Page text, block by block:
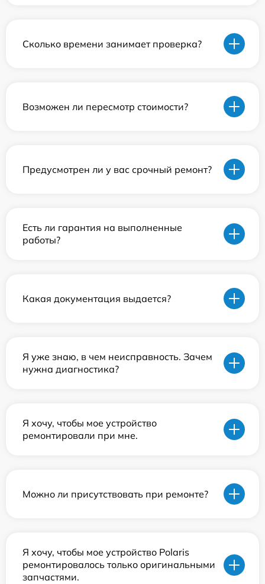
Сколько времени занимает проверка?
Возможен ли пересмотр стоимости?
Предусмотрен ли у вас срочный ремонт?
Есть ли гарантия на выполненные
работы?
Какая документация выдается?
Я уже знаю, в чем неисправность. Зачем
нужна диагностика?
Я хочу, чтобы мое устройство
ремонтировали при мне.
Можно ли присутствовать при ремонте?
Я хочу, чтобы мое устройство Polaris
ремонтировалось только оригинальными
запчастями.